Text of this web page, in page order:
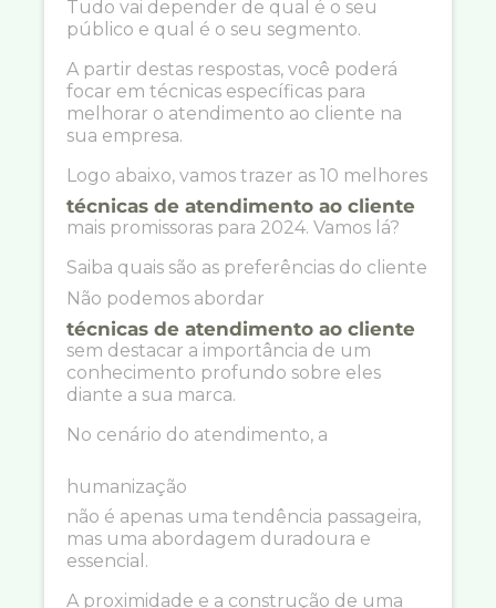
Tudo vai depender de qual é o seu
público e qual é o seu segmento.
A partir destas respostas, você poderá
focar em técnicas específicas para
melhorar o atendimento ao cliente na
sua empresa.
Logo abaixo, vamos trazer as 10 melhores
técnicas de atendimento ao cliente
mais promissoras para 2024. Vamos lá?
Saiba quais são as preferências do cliente
Não podemos abordar
técnicas de atendimento ao cliente
sem destacar a importância de um
conhecimento profundo sobre eles
diante a sua marca.
No cenário do atendimento, a
humanização
não é apenas uma tendência passageira,
mas uma abordagem duradoura e
essencial.
A proximidade e a construção de uma